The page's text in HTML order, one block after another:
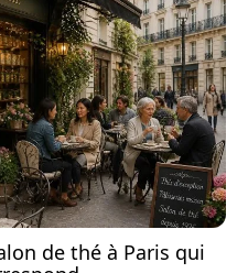
de thé à Paris qui